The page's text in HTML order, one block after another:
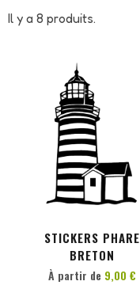
Il y a 8 produits.
STICKERS PHARE
BRETON
PERSONNALISER
À partir de 9,00 €